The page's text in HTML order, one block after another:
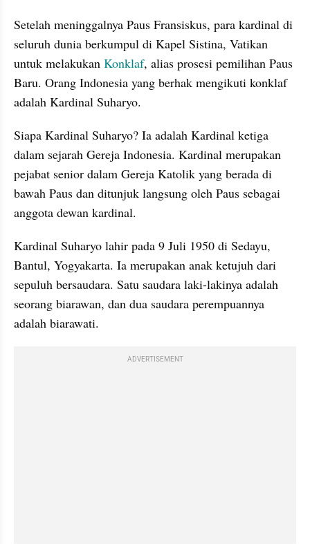
Setelah meninggalnya Paus Fransiskus, para kardinal di
seluruh dunia berkumpul di Kapel Sistina, Vatikan
untuk melakukan Konklaf, alias prosesi pemilihan Paus
Baru. Orang Indonesia yang berhak mengikuti konklaf
adalah Kardinal Suharyo.
Siapa Kardinal Suharyo? Ia adalah Kardinal ketiga
dalam sejarah Gereja Indonesia. Kardinal merupakan
pejabat senior dalam Gereja Katolik yang berada di
bawah Paus dan ditunjuk langsung oleh Paus sebagai
anggota dewan kardinal.
Kardinal Suharyo lahir pada 9 Juli 1950 di Sedayu,
Bantul, Yogyakarta. Ia merupakan anak ketujuh dari
sepuluh bersaudara. Satu saudara laki-lakinya adalah
seorang biarawan, dan dua saudara perempuannya
adalah biarawati.
ADVERTISEMENT